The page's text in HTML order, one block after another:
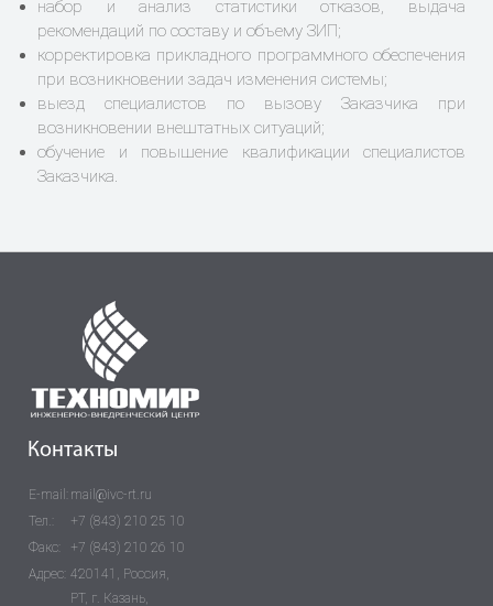
набор и анализ статистики отказов, выдача
рекомендаций по составу и объему ЗИП;
корректировка прикладного программного обеспечения
при возникновении задач изменения системы;
выезд специалистов по вызову Заказчика при
возникновении внештатных ситуаций;
обучение и повышение квалификации специалистов
Заказчика.
Контакты
E-mail: mail@ivc-rt.ru
Тел.:
+7 (843) 210 25 10
Факс:
+7 (843) 210 26 10
Адрес: 420141, Россия,
РТ, г. Казань,